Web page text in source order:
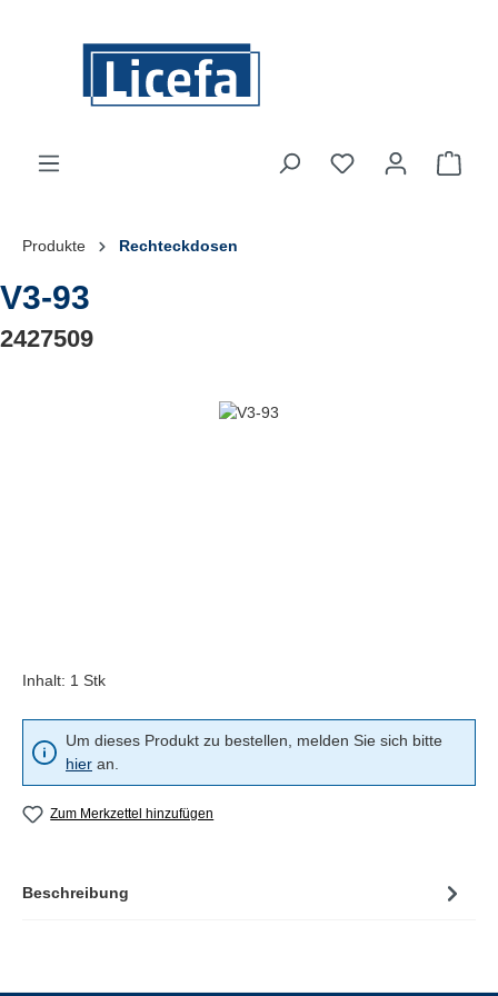
Du hast 0
Produkte Rechteckdosen
V3-93
2427509
Inhalt: 1 Stk
Um dieses Produkt zu bestellen, melden Sie sich bitte
hier an.
Zum Merkzettel hinzufügen
Beschreibung